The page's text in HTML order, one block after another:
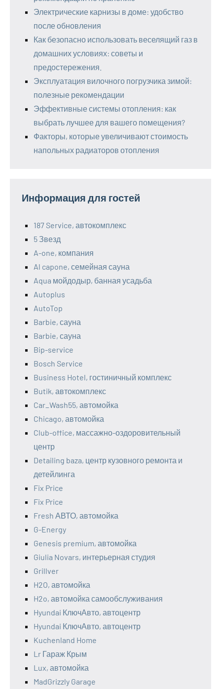
Электрические карнизы в доме: удобство
после обновления
Как безопасно использовать веселящий газ в
домашних условиях: советы и
предостережения.
Эксплуатация вилочного погрузчика зимой:
полезные рекомендации
Эффективные системы отопления: как
выбрать лучшее для вашего помещения?
Факторы, которые увеличивают стоимость
напольных радиаторов отопления
Информация для гостей
187 Service, автокомплекс
5 Звезд
A-one, компания
Al capone, семейная сауна
Aqua мойдодыр, банная усадьба
Autoplus
AutoTop
Barbie, сауна
Barbie, сауна
Bip-service
Bosch Service
Business Hotel, гостиничный комплекс
Butik, автокомплекс
Car_Wash55, автомойка
Chicago, автомойка
Club-office, массажно-оздоровительный
центр
Detailing baza, центр кузовного ремонта и
детейлинга
Fix Price
Fix Price
Fresh АВТО, автомойка
G-Energy
Genesis premium, автомойка
Giulia Novars, интерьерная студия
Grillver
H2O, автомойка
H2o, автомойка самообслуживания
Hyundai КлючАвто, автоцентр
Hyundai КлючАвто, автоцентр
Kuchenland Home
Lr Гараж Крым
Lux, автомойка
MadGrizzly Garage